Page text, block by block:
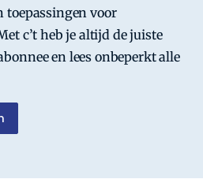
toepassingen voor
c’t heb je altijd de juiste
en lees onbeperkt alle